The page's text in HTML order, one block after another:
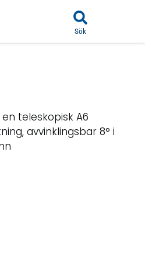
Sök
teleskopisk A6
avvinklingsbar 8° i